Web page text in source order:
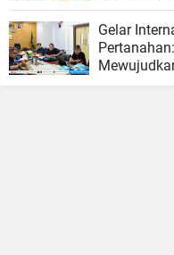
Gelar